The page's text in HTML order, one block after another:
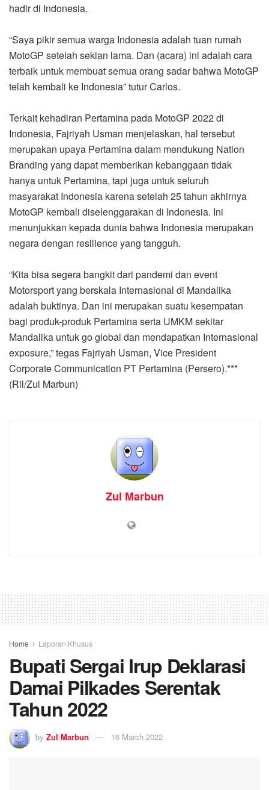
hadir di Indonesia.
“Saya pikir semua warga Indonesia adalah tuan rumah
MotoGP setelah sekian lama. Dan (acara) ini adalah cara
terbaik untuk membuat semua orang sadar bahwa MotoGP
telah kembali ke Indonesia” tutur Carlos.
Terkait kehadiran Pertamina pada MotoGP 2022 di
Indonesia, Fajriyah Usman menjelaskan, hal tersebut
merupakan upaya Pertamina dalam mendukung Nation
Branding yang dapat memberikan kebanggaan tidak
hanya untuk Pertamina, tapi juga untuk seluruh
masyarakat Indonesia karena setelah 25 tahun akhirnya
MotoGP kembali diselenggarakan di Indonesia. Ini
menunjukkan kepada dunia bahwa Indonesia merupakan
negara dengan resilience yang tangguh.
“Kita bisa segera bangkit dari pandemi dan event
Motorsport yang berskala Internasional di Mandalika
adalah buktinya. Dan ini merupakan suatu kesempatan
bagi produk-produk Pertamina serta UMKM sekitar
Mandalika untuk go global dan mendapatkan Internasional
exposure,” tegas Fajriyah Usman, Vice President
Corporate Communication PT Pertamina (Persero).***
(Ril/Zul Marbun)
Zul Marbun
Home Laporan Khusus
Bupati Sergai Irup Deklarasi
Damai Pilkades Serentak
Tahun 2022
by Zul Marbun 16 March 2022